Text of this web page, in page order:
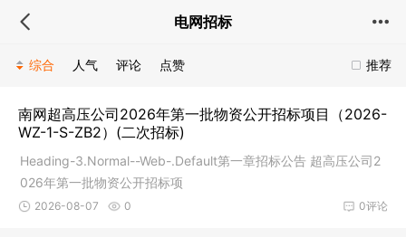
电网招标
推荐
综合 人气 评论 点赞
南网超高压公司2026年第一批物资公开招标项目（2026-
WZ-1-S-ZB2）(二次招标)
Heading-3.Normal--Web-.Default第一章招标公告 超高压公司2
026年第一批物资公开招标项
0评论
2026-08-07 0